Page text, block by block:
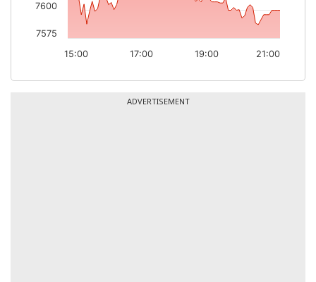
21:00
15:00 17:00 19:00
7575
7600
ADVERTISEMENT